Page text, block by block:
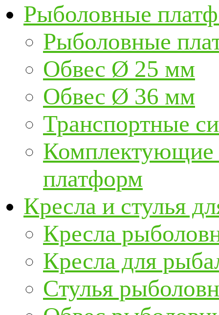
Рыболовные
Рыболовные
Обвес Ø 25 мм
Обвес Ø 36 мм
Транспортные
Комплектующие
платформ
Кресла и стулья
Кресла
Кресла для
Стулья